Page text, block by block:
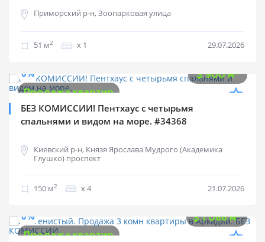
Приморский р-н, Зоопарковая улица
51 м2 х 1 29.07.2026
0%
$900 м2
Продажа квартир
БЕЗ КОМИССИИ! Пентхаус с четырьмя
спальнями и видом на море. #34368
Киевский р-н, Князя Ярослава Мудрого (Академика
Глушко) проспект
150 м2 х 4 21.07.2026
0%
$1 066 м2
Продажа квартир